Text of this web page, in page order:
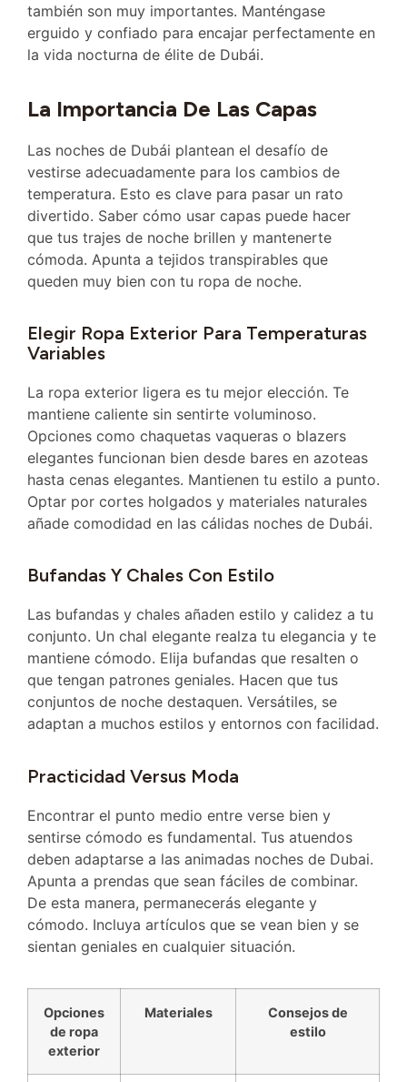
también son muy importantes. Manténgase
erguido y confiado para encajar perfectamente en
la vida nocturna de élite de Dubái.
La Importancia De Las Capas
Las noches de Dubái plantean el desafío de
vestirse adecuadamente para los cambios de
temperatura. Esto es clave para pasar un rato
divertido. Saber cómo usar capas puede hacer
que tus trajes de noche brillen y mantenerte
cómoda. Apunta a tejidos transpirables que
queden muy bien con tu ropa de noche.
Elegir Ropa Exterior Para Temperaturas
Variables
La ropa exterior ligera es tu mejor elección. Te
mantiene caliente sin sentirte voluminoso.
Opciones como chaquetas vaqueras o blazers
elegantes funcionan bien desde bares en azoteas
hasta cenas elegantes. Mantienen tu estilo a punto.
Optar por cortes holgados y materiales naturales
añade comodidad en las cálidas noches de Dubái.
Bufandas Y Chales Con Estilo
Las bufandas y chales añaden estilo y calidez a tu
conjunto. Un chal elegante realza tu elegancia y te
mantiene cómodo. Elija bufandas que resalten o
que tengan patrones geniales. Hacen que tus
conjuntos de noche destaquen. Versátiles, se
adaptan a muchos estilos y entornos con facilidad.
Practicidad Versus Moda
Encontrar el punto medio entre verse bien y
sentirse cómodo es fundamental. Tus atuendos
deben adaptarse a las animadas noches de Dubai.
Apunta a prendas que sean fáciles de combinar.
De esta manera, permanecerás elegante y
cómodo. Incluya artículos que se vean bien y se
sientan geniales en cualquier situación.
Opciones
de ropa
exterior
Materiales
Consejos de
estilo